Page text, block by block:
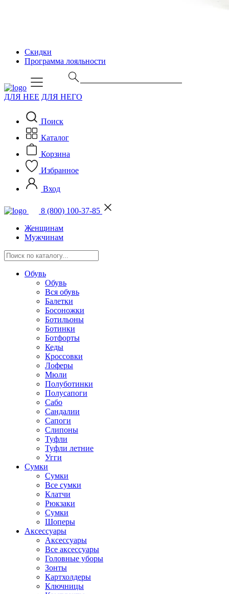
Скидки
Программа лояльности
ДЛЯ НЕЕ ДЛЯ НЕГО
Поиск
Каталог
Корзина
Избранное
Вход
8 (800) 100-37-85
Женщинам
Мужчинам
Обувь
Обувь
Вся обувь
Балетки
Босоножки
Ботильоны
Ботинки
Ботфорты
Кеды
Кроссовки
Лоферы
Мюли
Полуботинки
Полусапоги
Сабо
Сандалии
Сапоги
Слипоны
Туфли
Туфли летние
Угги
Сумки
Сумки
Все сумки
Клатчи
Рюкзаки
Сумки
Шоперы
Аксессуары
Аксессуары
Все аксессуары
Головные уборы
Зонты
Картхолдеры
Ключницы